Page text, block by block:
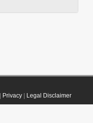
Privacy| Legal Disclaimer